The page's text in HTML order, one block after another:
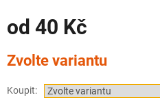
od 40 Kč
cena:
Zvolte variantu
Koupit: